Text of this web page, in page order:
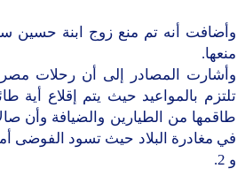
وأضافت أنه تم منع زوج ابنة حسين
منعها.
وأشارت المصادر إلى أن رحلات مصر
تلتزم بالمواعيد حيث يتم إقلاع أية
طاقمها من الطيارين والضيافة وأن
و 2.